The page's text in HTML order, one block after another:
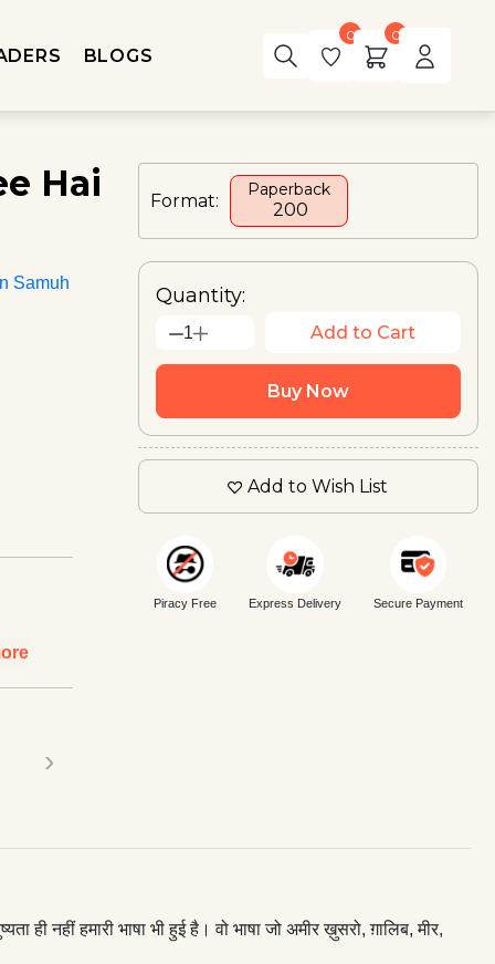
BLOGS
0 0
Hai
Samuh
›
Format:
Paperback
₹ 200
Quantity:
1 Add to Cart
Buy Now
Add to Wish List
Piracy Free Express Delivery Secure Payment
नहीं हमारी भाषा भी हुई है। वो भाषा जो अमीर ख़ुसरो, ग़ालिब, मीर,